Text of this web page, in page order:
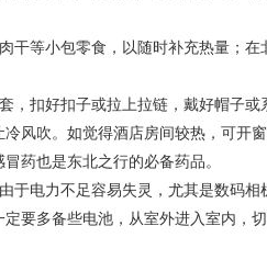
等小包零食，以随时补充热量；在
扣好扣子或拉上拉链，戴好帽子
风吹。如觉得酒店房间较热，可开
药也是东北之行的必备药品。
电力不足容易失灵，尤其是数码
要多备些电池，从室外进入室内，